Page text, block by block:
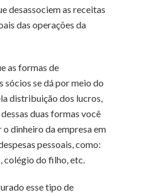
desassociem as receitas
das operações da
as formas de
sócios se dá por meio do
distribuição dos lucros,
duas formas você
dinheiro da empresa em
pessoais, como:
colégio do filho, etc.
esse tipo de